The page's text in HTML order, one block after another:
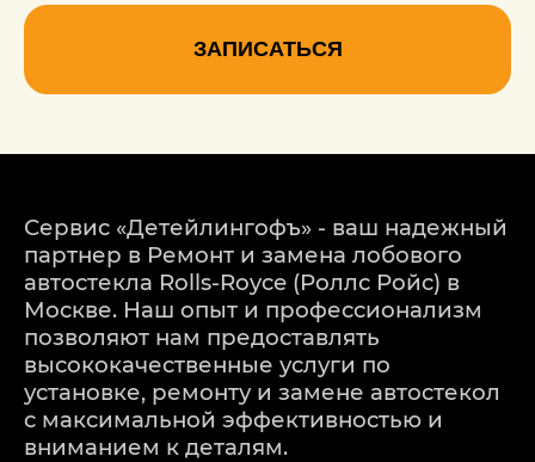
ЗАПИСАТЬСЯ
Сервис «Детейлингофъ» - ваш надежный
партнер в Ремонт и замена лобового
автостекла Rolls-Royce (Роллс Ройс) в
Москве. Наш опыт и профессионализм
позволяют нам предоставлять
высококачественные услуги по
установке, ремонту и замене автостекол
с максимальной эффективностью и
вниманием к деталям.